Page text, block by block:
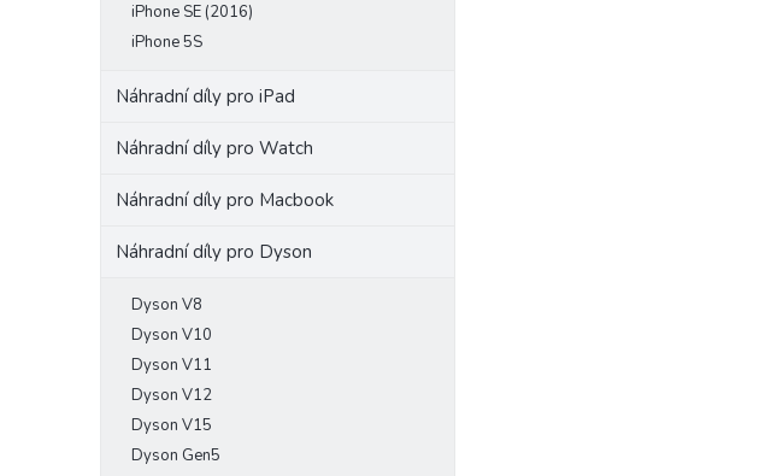
iPhone SE (2016)
iPhone 5S
Náhradní díly pro iPad
Náhradní díly pro Watch
Náhradní díly pro Macbook
Náhradní díly pro Dyson
Dyson V8
Dyson V10
Dyson V11
Dyson V12
Dyson V15
Dyson Gen5